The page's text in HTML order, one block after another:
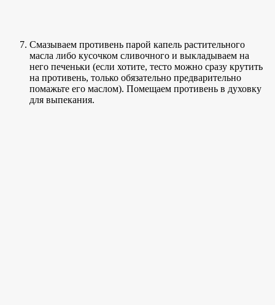
Смазываем противень парой капель растительного
масла либо кусочком сливочного и выкладываем на
него печеньки (если хотите, тесто можно сразу крутить
на противень, только обязательно предварительно
помажьте его маслом). Помещаем противень в духовку
для выпекания.